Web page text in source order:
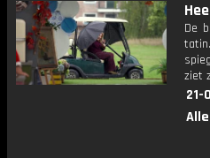
De
ziet
21-